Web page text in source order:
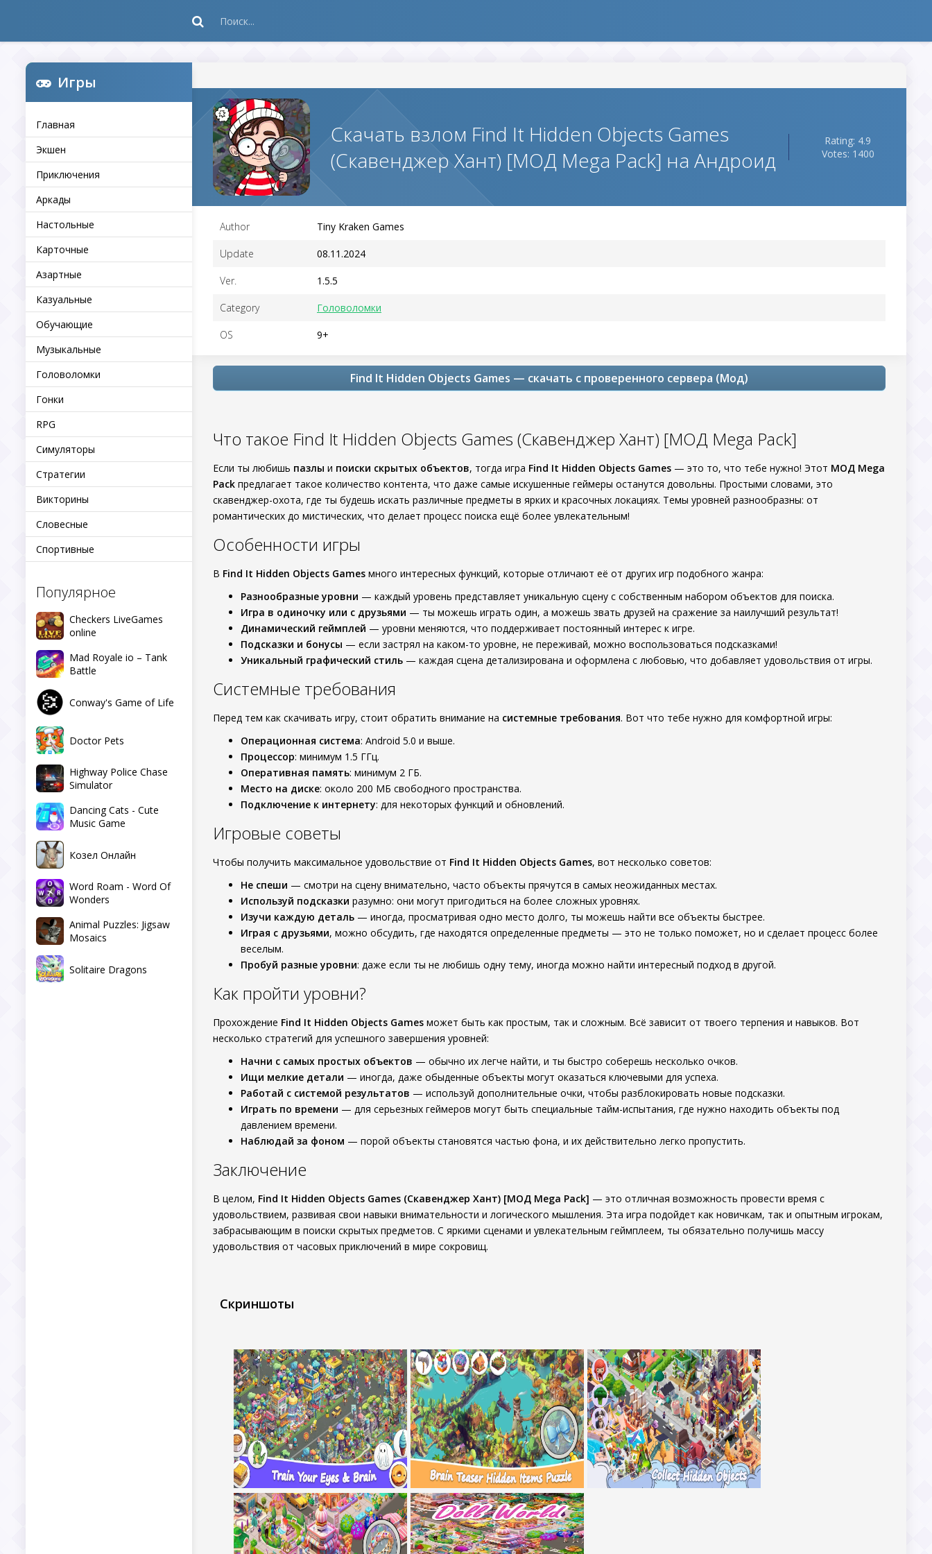
Игры
Главная
Экшен
Приключения
Аркады
Настольные
Карточные
Азартные
Казуальные
Обучающие
Музыкальные
Головоломки
Гонки
RPG
Симуляторы
Стратегии
Викторины
Словесные
Спортивные
Популярное
Checkers LiveGames
online
Mad Royale io – Tank
Battle
Conway's Game of Life
Doctor Pets
Highway Police Chase
Simulator
Dancing Cats - Cute
Music Game
Козел Онлайн
Word Roam - Word Of
Wonders
Animal Puzzles: Jigsaw
Mosaics
Solitaire Dragons
Скачать взлом Find It Hidden Objects Games
(Скавенджер Хант) [МОД Mega Pack] на Андроид
Rating: 4.9
Votes: 1400
Author Tiny Kraken Games
Update 08.11.2024
Ver. 1.5.5
Category Головоломки
OS 9+
Find It Hidden Objects Games — скачать с проверенного сервера (Мод)
Что такое Find It Hidden Objects Games (Скавенджер Хант) [МОД Mega Pack]
Если ты любишь пазлы и поиски скрытых объектов, тогда игра Find It Hidden Objects Games — это то, что тебе нужно! Этот МОД Mega
Pack предлагает такое количество контента, что даже самые искушенные геймеры останутся довольны. Простыми словами, это
cкавенджер-охота, где ты будешь искать различные предметы в ярких и красочных локациях. Темы уровней разнообразны: от
романтических до мистических, что делает процесс поиска ещё более увлекательным!
Особенности игры
В Find It Hidden Objects Games много интересных функций, которые отличают её от других игр подобного жанра:
Разнообразные уровни — каждый уровень представляет уникальную сцену с собственным набором объектов для поиска.
Игра в одиночку или с друзьями — ты можешь играть один, а можешь звать друзей на сражение за наилучший результат!
Динамический геймплей — уровни меняются, что поддерживает постоянный интерес к игре.
Подсказки и бонусы — если застрял на каком-то уровне, не переживай, можно воспользоваться подсказками!
Уникальный графический стиль — каждая сцена детализирована и оформлена с любовью, что добавляет удовольствия от игры.
Системные требования
Перед тем как скачивать игру, стоит обратить внимание на системные требования. Вот что тебе нужно для комфортной игры:
Операционная система: Android 5.0 и выше.
Процессор: минимум 1.5 ГГц.
Оперативная память: минимум 2 ГБ.
Место на диске: около 200 МБ свободного пространства.
Подключение к интернету: для некоторых функций и обновлений.
Игровые советы
Чтобы получить максимальное удовольствие от Find It Hidden Objects Games, вот несколько советов:
Не спеши — смотри на сцену внимательно, часто объекты прячутся в самых неожиданных местах.
Используй подсказки разумно: они могут пригодиться на более сложных уровнях.
Изучи каждую деталь — иногда, просматривая одно место долго, ты можешь найти все объекты быстрее.
Играя с друзьями, можно обсудить, где находятся определенные предметы — это не только поможет, но и сделает процесс более
веселым.
Пробуй разные уровни: даже если ты не любишь одну тему, иногда можно найти интересный подход в другой.
Как пройти уровни?
Прохождение Find It Hidden Objects Games может быть как простым, так и сложным. Всё зависит от твоего терпения и навыков. Вот
несколько стратегий для успешного завершения уровней:
Начни с самых простых объектов — обычно их легче найти, и ты быстро соберешь несколько очков.
Ищи мелкие детали — иногда, даже обыденные объекты могут оказаться ключевыми для успеха.
Работай с системой результатов — используй дополнительные очки, чтобы разблокировать новые подсказки.
Играть по времени — для серьезных геймеров могут быть специальные тайм-испытания, где нужно находить объекты под
давлением времени.
Наблюдай за фоном — порой объекты становятся частью фона, и их действительно легко пропустить.
Заключение
В целом, Find It Hidden Objects Games (Скавенджер Хант) [МОД Mega Pack] — это отличная возможность провести время с
удовольствием, развивая свои навыки внимательности и логического мышления. Эта игра подойдет как новичкам, так и опытным игрокам,
забрасывающим в поиски скрытых предметов. С яркими сценами и увлекательным геймплеем, ты обязательно получишь массу
удовольствия от часовых приключений в мире сокровищ.
Скриншоты